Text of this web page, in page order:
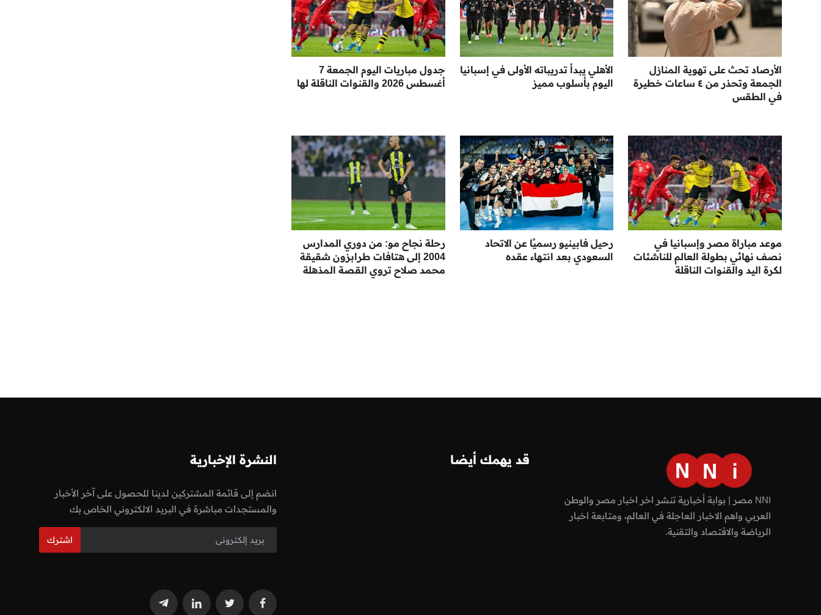
الأرصاد تحث على تهوية المنازل
الجمعة وتحذر من ٤ ساعات خطيرة
في الطقس
الأهلي يبدأ تدريباته الأولى في إسبانيا
اليوم بأسلوب مميز
جدول مباريات اليوم الجمعة 7
أغسطس 2026 والقنوات الناقلة لها
موعد مباراة مصر وإسبانيا في
نصف نهائي بطولة العالم للناشئات
لكرة اليد والقنوات الناقلة
رحيل فابينيو رسميًا عن الاتحاد
السعودي بعد انتهاء عقده
رحلة نجاح مو: من دوري المدارس
2004 إلى هتافات طرابزون شقيقة
محمد صلاح تروي القصة المذهلة
NNI مصر | بوابة أخبارية تنشر اخر اخبار مصر والوطن
العربي واهم الاخبار العاجلة في العالم، ومتابعة اخبار
الرياضة والاقتصاد والتقنية.
قد يهمك أيضا النشرة الإخبارية
انضم إلى قائمة المشتركين لدينا للحصول على آخر الأخبار
والمستجدات مباشرة في البريد الالكتروني الخاص بك
اشترك